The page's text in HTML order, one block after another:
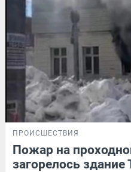
ПРОИСШЕСТВИЯ
Пожар на
загорелось здание